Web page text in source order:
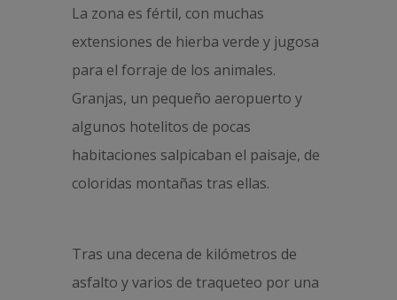
La zona es fértil, con muchas
extensiones de hierba verde y jugosa
para el forraje de los animales.
Granjas, un pequeño aeropuerto y
algunos hotelitos de pocas
habitaciones salpicaban el paisaje, de
coloridas montañas tras ellas.
Tras una decena de kilómetros de
asfalto y varios de traqueteo por una